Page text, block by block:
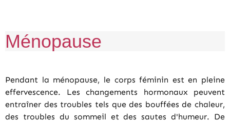
Ménopause
Pendant la ménopause, le corps féminin est en pleine
effervescence. Les changements hormonaux peuvent
entraîner des troubles tels que des bouffées de chaleur,
des troubles du sommeil et des sautes d'humeur. De